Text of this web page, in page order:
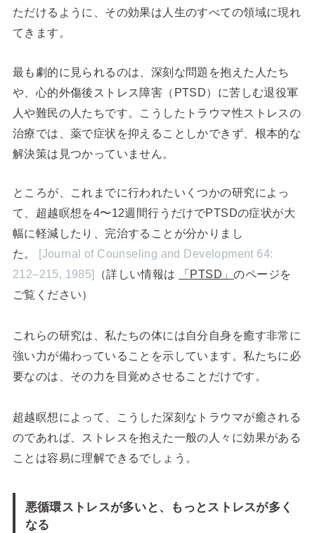
ただけるように、その効果は人生のすべての領域に現れ
てきます。
最も劇的に見られるのは、深刻な問題を抱えた人たち
や、心的外傷後ストレス障害（PTSD）に苦しむ退役軍
人や難民の人たちです。こうしたトラウマ性ストレスの
治療では、薬で症状を抑えることしかできず、根本的な
解決策は見つかっていません。
ところが、これまでに行われたいくつかの研究によっ
て、超越瞑想を4〜12週間行うだけでPTSDの症状が大
幅に軽減したり、完治することが分かりまし
た。 [Journal of Counseling and Development 64:
212–215, 1985] （詳しい情報は 「PTSD」のページを
ご覧ください）
これらの研究は、私たちの体には自分自身を癒す非常に
強い力が備わっていることを示しています。私たちに必
要なのは、その力を目覚めさせることだけです。
超越瞑想によって、こうした深刻なトラウマが癒される
のであれば、ストレスを抱えた一般の人々に効果がある
ことは容易に理解できるでしょう。
悪循環ストレスが多いと、もっとストレスが多く
なる